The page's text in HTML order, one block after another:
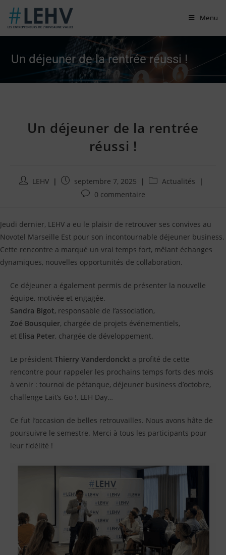
Skip
content
Menu
Un déjeuner de la rentrée réussi !
Un déjeuner de la rentrée
réussi !
Auteur/autrice
:
LEHV
Publication
publiée
septembre 7, 2025
Post Actualités
Commentaires
publication
:
0 commentaire
Jeudi dernier, LEHV a eu le plaisir de retrouver ses convives au
Novotel Marseille Est pour son incontournable déjeuner business.
Cette rencontre a marqué un vrai temps fort, mêlant échanges
dynamiques, nouvelles opportunités de collaboration.
Ce déjeuner a également permis de présenter la nouvelle
équipe, motivée et engagée.
Sandra Bigot, responsable de l’association,
Zoé Bousquier, chargée de projets événementiels,
et Elisa Peter, chargée de développement.
Le président Thierry Vanderdonckt a profité de cette
rencontre pour rappeler les prochains temps forts des mois
à venir : tournoi de pétanque, déjeuner business d’octobre,
challenge Lait’s Go !, LEH Day…
Ce fut l’occasion de belles retrouvailles. Nous avons hâte de
poursuivre le semestre. Merci à tous les participants pour
leur fidélité !